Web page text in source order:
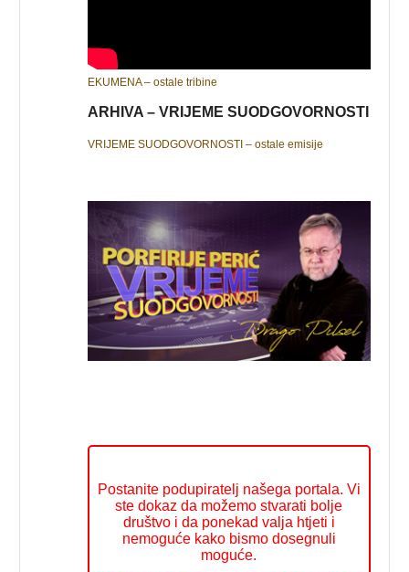
EKUMENA – ostale tribine
ARHIVA – VRIJEME SUODGOVORNOSTI
VRIJEME SUODGOVORNOSTI – ostale emisije
Postanite podupiratelj našega portala. Vi
ste dokaz da možemo stvarati bolje
društvo i da ponekad valja htjeti i
nemoguće kako bismo dosegnuli
moguće.